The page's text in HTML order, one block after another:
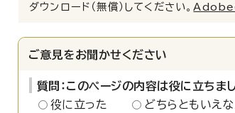
ダウンロード（無償）してください。 Adobe
ご意見をお聞かせください
質問：このページの内容は役に立ちま
役に立った
どちらともいえ